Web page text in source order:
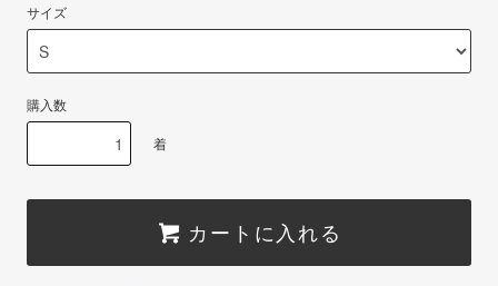
サイズ
購入数
着
カートに入れる